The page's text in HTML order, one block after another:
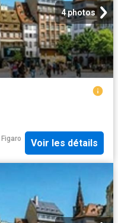
4 photos
Figaro
Voir les détails